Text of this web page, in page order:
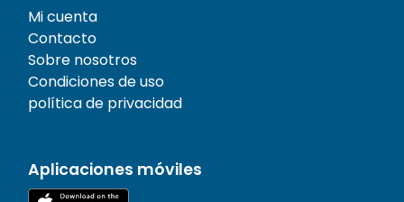
Mi cuenta
Contacto
Sobre nosotros
Condiciones de uso
política de privacidad
Aplicaciones móviles